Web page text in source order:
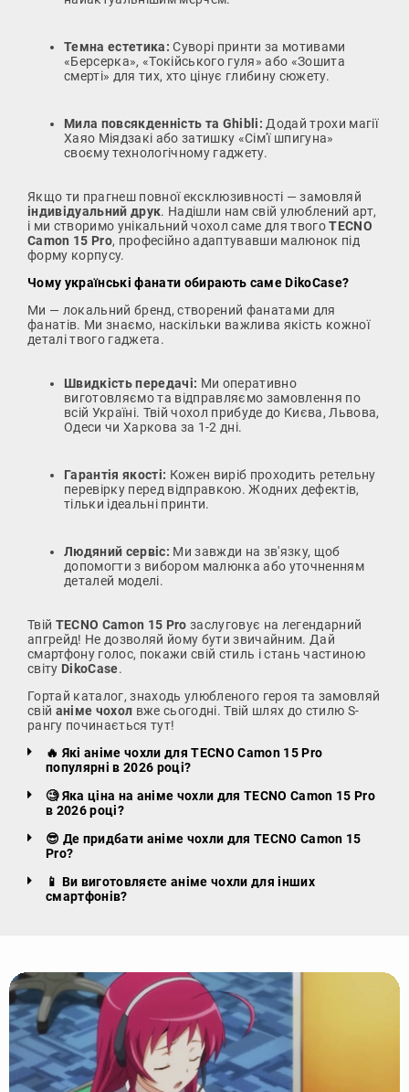
Темна естетика: Суворі принти за мотивами
«Берсерка», «Токійського гуля» або «Зошита
смерті» для тих, хто цінує глибину сюжету.
Мила повсякденність та Ghibli: Додай трохи магії
Хаяо Міядзакі або затишку «Сім'ї шпигуна»
своєму технологічному гаджету.
Якщо ти прагнеш повної ексклюзивності — замовляй
індивідуальний друк. Надішли нам свій улюблений арт,
і ми створимо унікальний чохол саме для твогоTECNO
Camon 15 Pro, професійно адаптувавши малюнок під
форму корпусу.
Чому українські фанати обирають саме DikoCase?
Ми — локальний бренд, створений фанатами для
фанатів. Ми знаємо, наскільки важлива якість кожної
деталі твого гаджета.
Швидкість передачі: Ми оперативно
виготовляємо та відправляємо замовлення по
всій Україні. Твій чохол прибуде до Києва, Львова,
Одеси чи Харкова за 1-2 дні.
Гарантія якості: Кожен виріб проходить ретельну
перевірку перед відправкою. Жодних дефектів,
тільки ідеальні принти.
Людяний сервіс: Ми завжди на зв'язку, щоб
допомогти з вибором малюнка або уточненням
деталей моделі.
Твій TECNO Camon 15 Pro заслуговує на легендарний
апгрейд! Не дозволяй йому бути звичайним. Дай
смартфону голос, покажи свій стиль і стань частиною
світу DikoCase.
Гортай каталог, знаходь улюбленого героя та замовляй
свій аніме чохол вже сьогодні. Твій шлях до стилю S-
рангу починається тут!
🔥 Які аніме чохли для TECNO Camon 15 Pro
популярні в 2026 році?
🧐 Яка ціна на аніме чохли для TECNO Camon 15 Pro
в 2026 році?
😎 Де придбати аніме чохли для TECNO Camon 15
Pro?
📱 Ви виготовляєте аніме чохли для інших
смартфонів?